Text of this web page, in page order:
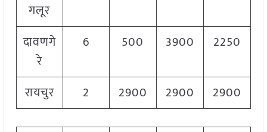
गलूर
दावणगे
रे
6 500 3900 2250
रायचुर 2 2900 2900 2900